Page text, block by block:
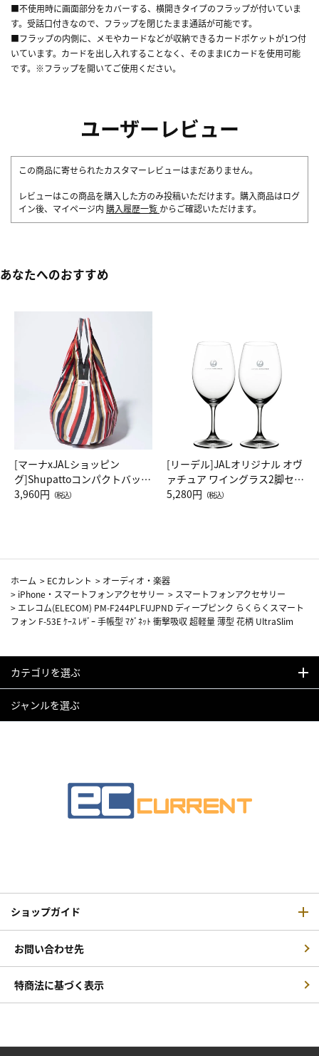
■不使用時に画面部分をカバーする、横開きタイプのフラップが付いていま
す。受話口付きなので、フラップを閉じたまま通話が可能です。
■フラップの内側に、メモやカードなどが収納できるカードポケットが1つ付
いています。カードを出し入れすることなく、そのままICカードを使用可能
です。※フラップを開いてご使用ください。
ユーザーレビュー
この商品に寄せられたカスタマーレビューはまだありません。
レビューはこの商品を購入した方のみ投稿いただけます。購入商品はログ
イン後、マイページ内 購入履歴一覧 からご確認いただけます。
あなたへのおすすめ
[マーナxJALショッピン
グ]Shupattoコンパクトバッグ
Drop JAL客室乗務員（LC）ス
3,960円 （税込）
[リーデル]JALオリジナル オヴ
ァチュア ワイングラス2脚セッ
ト（レッドワイン）
5,280円 （税込）
ホーム > ECカレント > オーディオ・楽器
> iPhone・スマートフォンアクセサリー > スマートフォンアクセサリー
> エレコム(ELECOM) PM-F244PLFUJPND ディープピンク らくらくスマート
フォン F-53E ｹｰｽ ﾚｻﾞｰ 手帳型 ﾏｸﾞﾈｯﾄ 衝撃吸収 超軽量 薄型 花柄 UltraSlim
カテゴリを選ぶ
ジャンルを選ぶ
ショップガイド
お問い合わせ先
特商法に基づく表示